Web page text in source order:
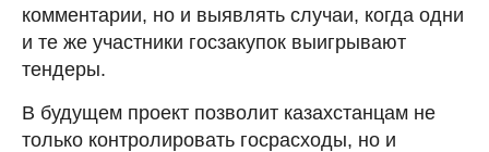
комментарии, но и выявлять случаи, когда одни
и те же участники госзакупок выигрывают
тендеры.
В будущем проект позволит казахстанцам не
только контролировать госрасходы, но и